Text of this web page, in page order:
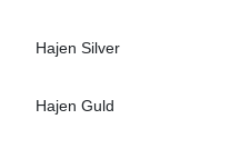
Hajen Silver
Hajen Guld